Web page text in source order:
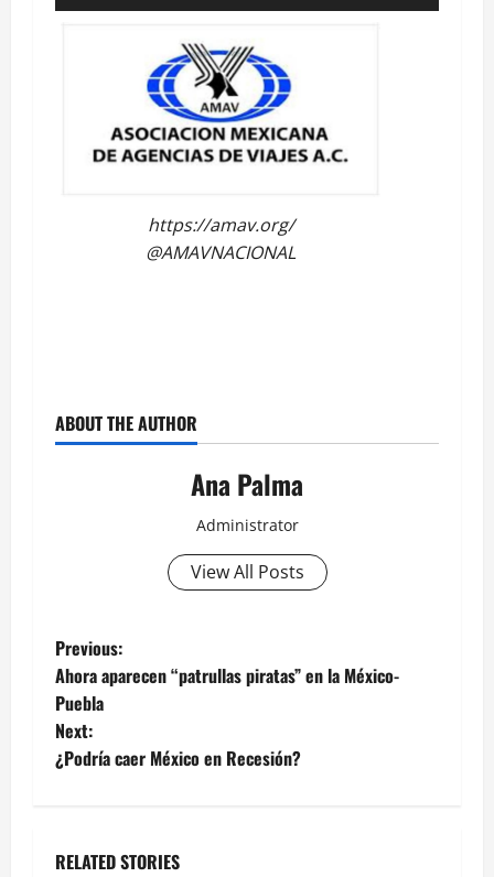
de
https://amav.org/
@AMAVNACIONAL
ABOUT THE AUTHOR
Ana Palma
Administrator
View All Posts
Post
navigation
Previous:
Ahora aparecen “patrullas piratas” en la México-
Puebla
Next:
¿Podría caer México en Recesión?
RELATED STORIES